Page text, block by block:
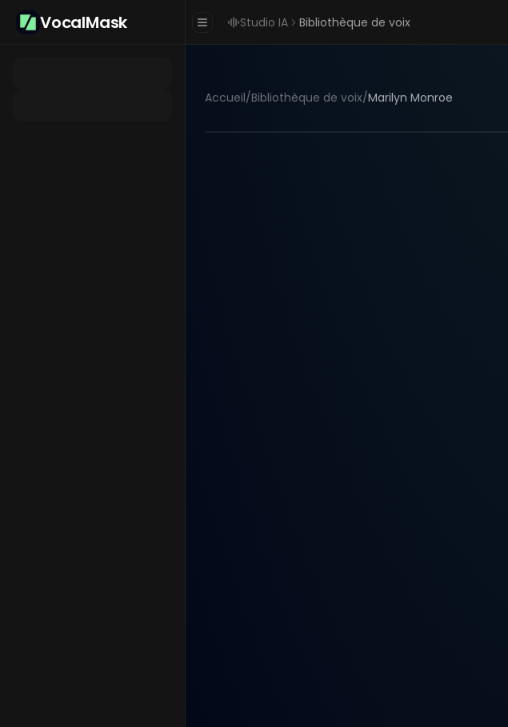
VocalMask Studio IA Bibliothèque de voix
Accueil/Bibliothèque de voix/Marilyn Monroe